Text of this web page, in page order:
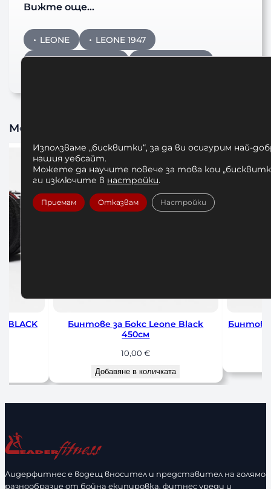
Вижте още…
LEONE
LEONE 1947
Може да харесате също
Бинтове за Бокс Leone Blue 350 см Бинтове
Лидерфитнес е водещ вносител и представител на голямо
разнообразие от бойна екипировка, фитнес уреди и
Използваме „бисквитки“, за да ви осигурим най-
нашия уебсайт.
Можете да научите повече за това кои
ги изключите в настройки.
Приемам Отказвам Настройки